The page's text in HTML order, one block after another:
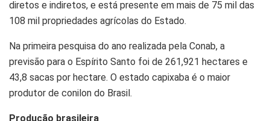
diretos e indiretos, e está presente em mais de 75 mil das
108 mil propriedades agrícolas do Estado.
Na primeira pesquisa do ano realizada pela Conab, a
previsão para o Espírito Santo foi de 261,921 hectares e
43,8 sacas por hectare. O estado capixaba é o maior
produtor de conilon do Brasil.
Produção brasileira